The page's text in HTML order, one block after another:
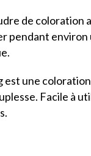
de coloration
pendant
une
Facile à